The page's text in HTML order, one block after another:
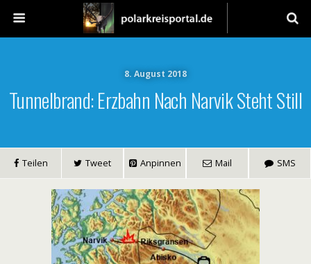
8. August 2018
Tunnelbrand: Erzbahn Nach Narvik Steht Still
Teilen Tweet Anpinnen Mail SMS